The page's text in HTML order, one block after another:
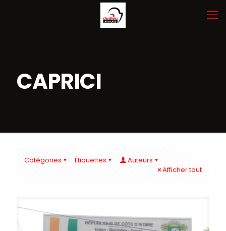
CAPRICI
Catégories Étiquettes
Auteurs
Afficher tout